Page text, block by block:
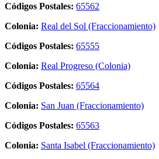
Códigos Postales: 65562
Colonia: Real del Sol (Fraccionamiento)
Códigos Postales: 65555
Colonia: Real Progreso (Colonia)
Códigos Postales: 65564
Colonia: San Juan (Fraccionamiento)
Códigos Postales: 65563
Colonia: Santa Isabel (Fraccionamiento)